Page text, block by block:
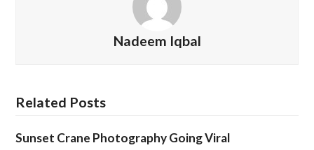
Nadeem Iqbal
Related Posts
Sunset Crane Photography Going Viral